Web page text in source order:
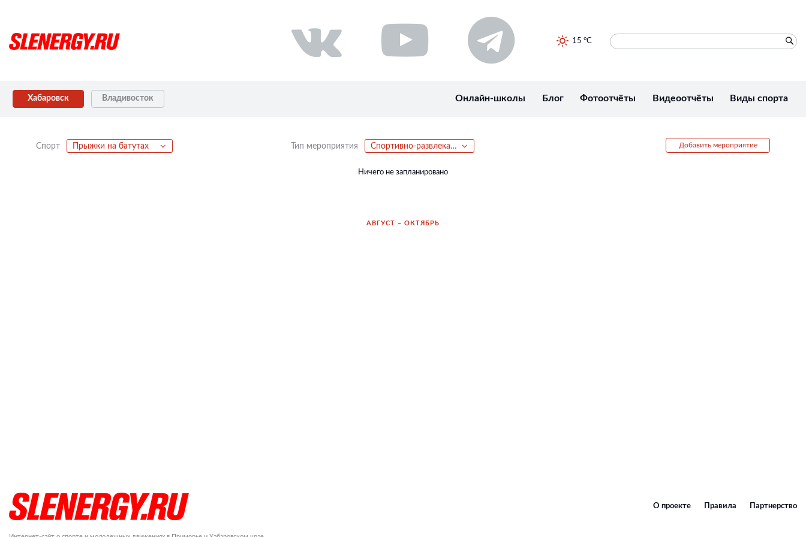
15 °C
Хабаровск Владивосток Онлайн-школы Блог Фотоотчёты Видеоотчёты Виды спорта
Спорт Прыжки на батутах Тип мероприятия Спортивно-развлекательная вечеринка Добавить мероприятие
Ничего не запланировано
АВГУСТ – ОКТЯБРЬ
О проекте Правила Партнерство